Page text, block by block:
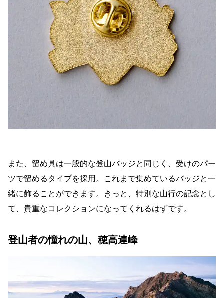
また、留め具は一般的な登山バッジと同じく、受けのパー
ツで留めるタイプを採用。これまで集めているバッジと一
緒に飾ることができます。きっと、特別な山行の記念とし
て、貴重なコレクションになってくれるはずです。
登山者の憧れの山、穂高連峰